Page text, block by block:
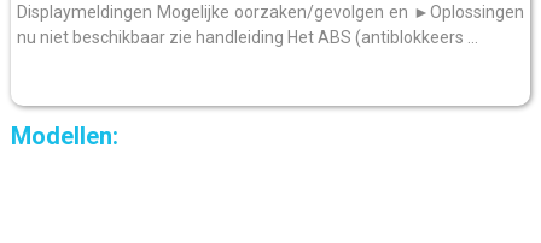
Displaymeldingen Mogelijke oorzaken/gevolgen en ►Oplossingen
nu niet beschikbaar zie handleiding Het ABS (antiblokkeers ...
Modellen: